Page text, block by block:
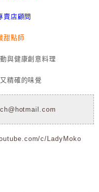
賣店顧問
甜點師
與健康創意料理
精確的味覺
c/LadyMoko